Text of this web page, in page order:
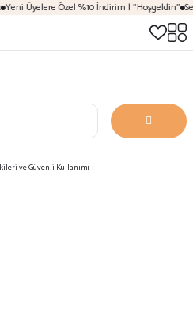
Yeni Üyelere Özel %10 İndirim | "Hoşgeldin"